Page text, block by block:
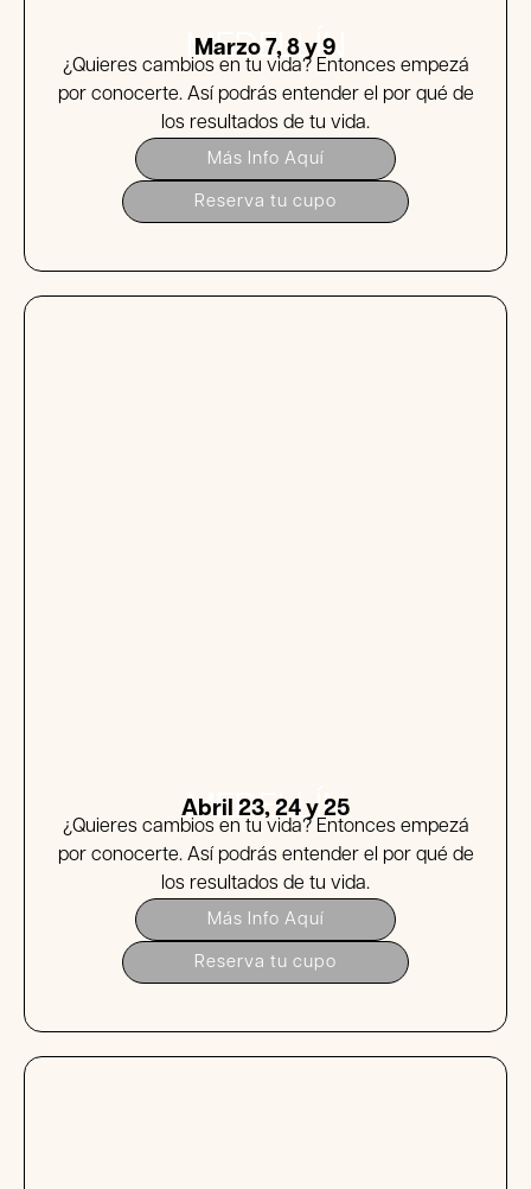
MEDELLÍN
Marzo 7, 8 y 9
¿Quieres cambios en tu vida? Entonces empezá
por conocerte. Así podrás entender el por qué de
los resultados de tu vida.
Más Info Aquí
Reserva tu cupo
MEDELLÍN
Abril 23, 24 y 25
¿Quieres cambios en tu vida? Entonces empezá
por conocerte. Así podrás entender el por qué de
los resultados de tu vida.
Más Info Aquí
Reserva tu cupo